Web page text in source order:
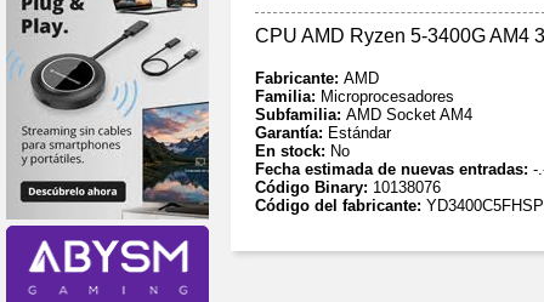
CPU AMD Ryzen 5-3400G AM4
Fabricante: AMD
Familia: Microprocesadores
Subfamilia: AMD Socket AM4
Garantía: Estándar
En stock: No
Fecha estimada de nuevas entradas: -
Código Binary: 10138076
Código del fabricante: